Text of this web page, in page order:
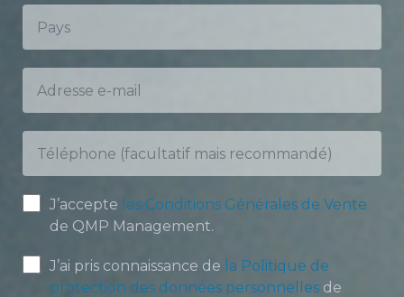
J’accepte les Conditions Générales de Vente
de QMP Management.
J’ai pris connaissance de la Politique de
protection des données personnelles de